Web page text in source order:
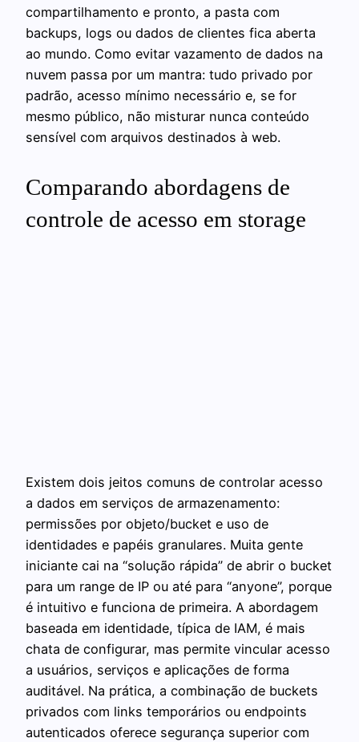
compartilhamento e pronto, a pasta com
backups, logs ou dados de clientes fica aberta
ao mundo. Como evitar vazamento de dados na
nuvem passa por um mantra: tudo privado por
padrão, acesso mínimo necessário e, se for
mesmo público, não misturar nunca conteúdo
sensível com arquivos destinados à web.
Comparando abordagens de
controle de acesso em storage
Existem dois jeitos comuns de controlar acesso
a dados em serviços de armazenamento:
permissões por objeto/bucket e uso de
identidades e papéis granulares. Muita gente
iniciante cai na “solução rápida” de abrir o bucket
para um range de IP ou até para “anyone”, porque
é intuitivo e funciona de primeira. A abordagem
baseada em identidade, típica de IAM, é mais
chata de configurar, mas permite vincular acesso
a usuários, serviços e aplicações de forma
auditável. Na prática, a combinação de buckets
privados com links temporários ou endpoints
autenticados oferece segurança superior com